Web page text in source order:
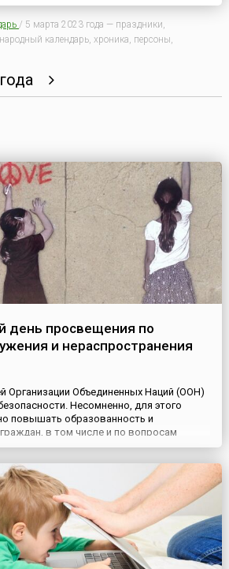
/ 5 марта 2023 года — праздники,
календарь, хроника, персоны,
день просвещения по
и нераспространения
Организации Объединенных Наций (ООН)
Несомненно, для этого
повышать образованность и
в том числе и по вопросам
С этой целью в 2022 году
5 марта отмечается
просвещ...